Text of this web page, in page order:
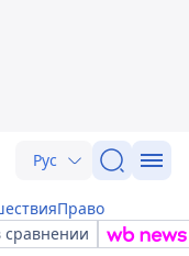
Рус
Право
сравнении